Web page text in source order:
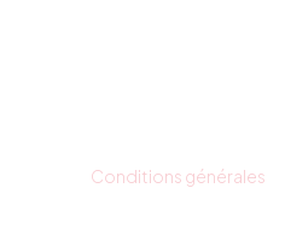
Conditions générales